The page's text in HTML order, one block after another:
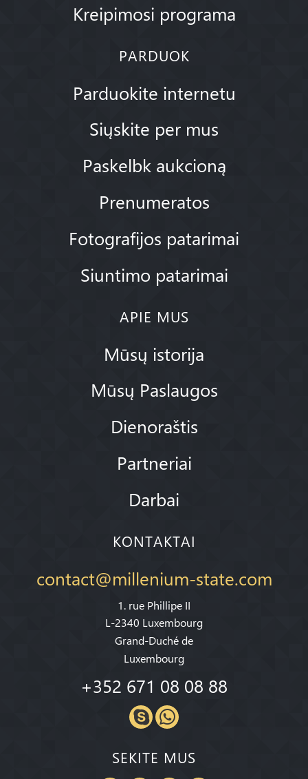
Kreipimosi programa
PARDUOK
Parduokite internetu
Siųskite per mus
Paskelbk aukcioną
Prenumeratos
Fotografijos patarimai
Siuntimo patarimai
APIE MUS
Mūsų istorija
Mūsų Paslaugos
Dienoraštis
Partneriai
Darbai
KONTAKTAI
contact@millenium-state.com
1. rue Phillipe II
L-2340 Luxembourg
Grand-Duché de
Luxembourg
+352 671 08 08 88
SEKITE MUS